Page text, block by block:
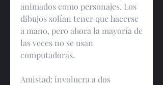
animados como personajes. Los
dibujos solían tener que hacerse
a mano, pero ahora la mayoría de
las veces no se usan
computadoras.
Amistad: involucra a dos